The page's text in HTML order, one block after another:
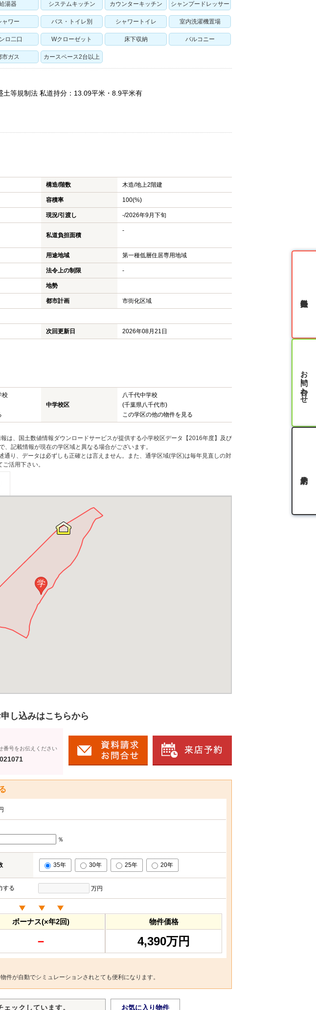
湯器 システムキッチン カウンターキッチン シャンプードレッサー
ャワー バス・トイレ別 シャワートイレ 室内洗濯機置場
ロ二口 Wクローゼット 床下収納 バルコニー
市ガス カースペース2台以上
土等規制法 私道持分：13.09平米・8.9平米有
構造/階数 木造/地上2階建
容積率 100(%)
現況/引渡し -/2026年9月下旬
私道負担面積
-
用途地域 第一種低層住居専用地域
法令上の制限 -
地勢
都市計画 市街化区域
次回更新日
2026年08月21日
校
中学校区
八千代中学校
(千葉県八千代市)
この学区の他の物件を見る
は、国土数値情報ダウンロードサービスが提供する小学校区データ【2016年度】及び
記載情報が現在の学区域と異なる場合がございます。
通り、データは必ずしも正確とは言えません。また、通学区域(学区)は毎年見直しの対
活用下さい。
学
し込みはこちらから
番号をお伝えください
％
35年 30年 25年 20年
する 万円
ボーナス(×年2回)
－
物件価格
4,390万円
件が自動でシミュレーションされとても便利になります。
ックしています。 お気に入り物件
お問い合わせ